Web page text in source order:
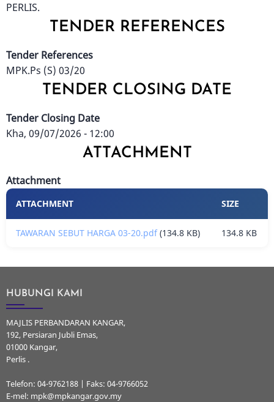
PERLIS.
TENDER REFERENCES
Tender References
MPK.Ps (S) 03/20
TENDER CLOSING DATE
Tender Closing Date
Kha, 09/07/2026 - 12:00
ATTACHMENT
Attachment
ATTACHMENT SIZE
TAWARAN SEBUT HARGA 03-20.pdf (134.8 KB) 134.8 KB
HUBUNGI KAMI
MAJLIS PERBANDARAN KANGAR,
192, Persiaran Jubli Emas,
01000 Kangar,
Perlis .
Telefon: 04-9762188 | Faks: 04-9766052
E-mel: mpk@mpkangar.gov.my